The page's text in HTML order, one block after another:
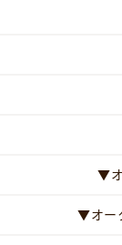
▼
▼オー